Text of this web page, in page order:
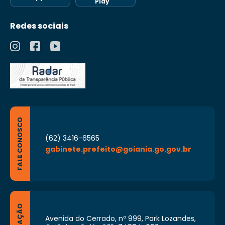
organização das comunidades para exercer
de saúde;
planejamento e execução das ações de
VII – exercer outras atividades compatíveis
com as suas funções ou que lhe forem
atribuídas pelo Diretor de Atenção à Saúde,
Redes sociais
FALE CONOSCO
(62) 3416-6565
gabinete.prefeito@goiania.go.gov.br
Avenida do Cerrado, nº 999, Park Lozandes,